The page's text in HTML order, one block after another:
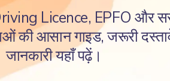
Licence, EPFO और
की आसान गाइड, जरूरी
जानकारी यहाँ पढ़ें।